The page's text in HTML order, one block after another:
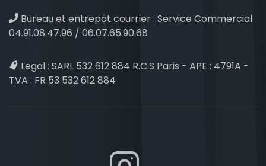
Bureau et entrepôt courrier : Service Commercial
04.91.08.47.96 / 06.07.65.90.68
Legal : SARL 532 612 884 R.C.S Paris - APE : 4791A -
TVA : FR 53 532 612 884